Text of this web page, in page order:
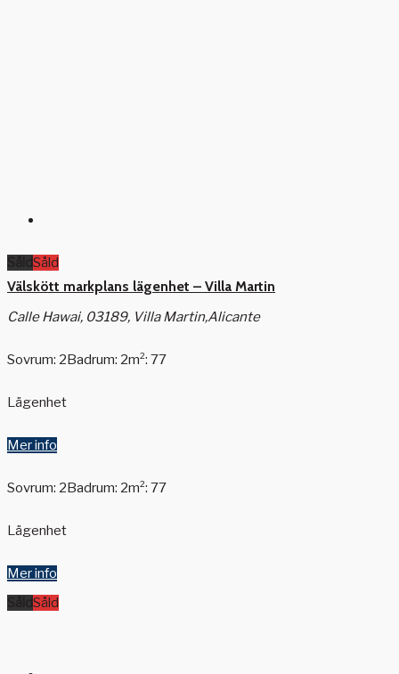
Såld
Välskött markplans lägenhet – Villa Martin
Calle Hawai, 03189, Villa Martin,Alicante
Sovrum: 2Badrum: 2m²: 77
Lägenhet
Mer info
Sovrum: 2Badrum: 2m²: 77
Lägenhet
Mer info
Såld